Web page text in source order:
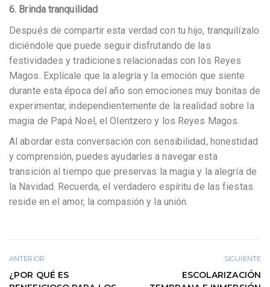
6. Brinda tranquilidad
Después de compartir esta verdad con tu hijo, tranquilízalo
diciéndole que puede seguir disfrutando de las
festividades y tradiciones relacionadas con los Reyes
Magos. Explícale que la alegría y la emoción que siente
durante esta época del año son emociones muy bonitas de
experimentar, independientemente de la realidad sobre la
magia de Papá Noel, el Olentzero y los Reyes Magos.
Al abordar esta conversación con sensibilidad, honestidad
y comprensión, puedes ayudarles a navegar esta
transición al tiempo que preservas la magia y la alegría de
la Navidad. Recuerda, el verdadero espíritu de las fiestas
reside en el amor, la compasión y la unión.
ANTERIOR
¿POR QUÉ ES
SIGUIENTE
ESCOLARIZACIÓN